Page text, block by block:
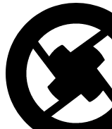
Ethereum
ETH